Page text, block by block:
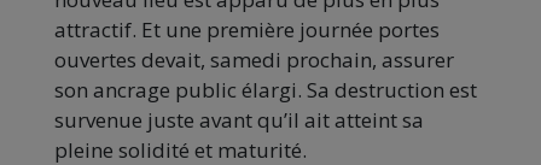
attractif. Et une première journée portes
ouvertes devait, samedi prochain, assurer
son ancrage public élargi. Sa destruction est
survenue juste avant qu’il ait atteint sa
pleine solidité et maturité.